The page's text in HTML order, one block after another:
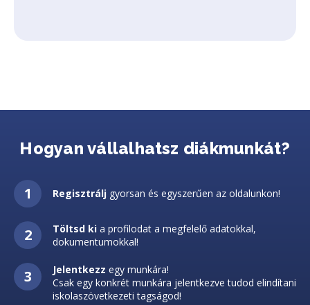
Hogyan vállalhatsz diákmunkát?
Regisztrálj gyorsan és egyszerűen az oldalunkon!
Töltsd ki a profilodat a megfelelő adatokkal,
dokumentumokkal!
Jelentkezz egy munkára!
Csak egy konkrét munkára jelentkezve tudod elindítani
iskolaszövetkezeti tagságod!